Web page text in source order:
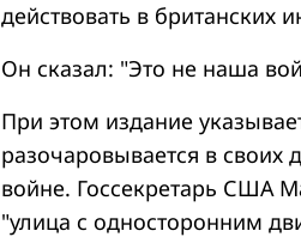
действовать в британских
Он сказал: "Это не наша
При этом издание
разочаровывается в своих
войне. Госсекретарь США
"улица с односторонним